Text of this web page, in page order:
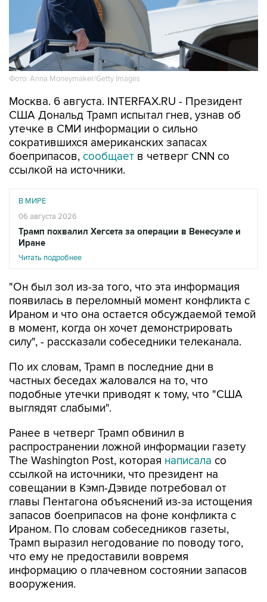
Фото: Anna Moneymaker/Getty Images
Москва. 6 августа. INTERFAX.RU - Президент
США Дональд Трамп испытал гнев, узнав об
утечке в СМИ информации о сильно
сократившихся американских запасах
боеприпасов, сообщает в четверг CNN со
ссылкой на источники.
В МИРЕ
06 августа 2026
Трамп похвалил Хегсета за операции в Венесуэле и
Иране
Читать подробнее
"Он был зол из-за того, что эта информация
появилась в переломный момент конфликта с
Ираном и что она остается обсуждаемой темой
в момент, когда он хочет демонстрировать
силу", - рассказали собеседники телеканала.
По их словам, Трамп в последние дни в
частных беседах жаловался на то, что
подобные утечки приводят к тому, что "США
выглядят слабыми".
Ранее в четверг Трамп обвинил в
распространении ложной информации газету
The Washington Post, которая написала со
ссылкой на источники, что президент на
совещании в Кэмп-Дэвиде потребовал от
главы Пентагона объяснений из-за истощения
запасов боеприпасов на фоне конфликта с
Ираном. По словам собеседников газеты,
Трамп выразил негодование по поводу того,
что ему не предоставили вовремя
информацию о плачевном состоянии запасов
вооружения.